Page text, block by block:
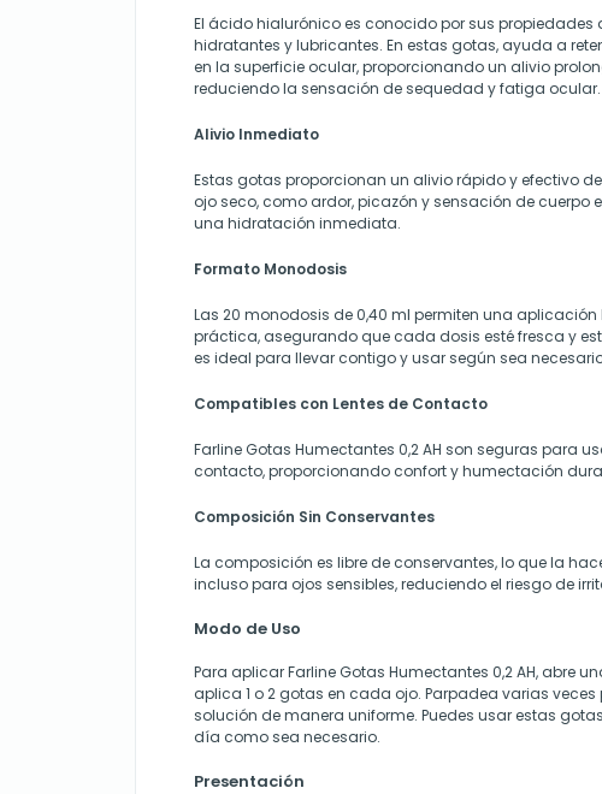
El ácido hialurónico es conocido por sus propiedades
hidratantes y lubricantes. En estas gotas, ayuda a
en la superficie ocular, proporcionando un alivio
reduciendo la sensación de sequedad y fatiga ocular.
Alivio Inmediato
Estas gotas proporcionan un alivio rápido y efectivo
ojo seco, como ardor, picazón y sensación de cuerpo
una hidratación inmediata.
Formato Monodosis
Las 20 monodosis de 0,40 ml permiten una
práctica, asegurando que cada dosis esté fresca y
es ideal para llevar contigo y usar según sea
Compatibles con Lentes de Contacto
Farline Gotas Humectantes 0,2 AH son seguras para
contacto, proporcionando confort y humectación
Composición Sin Conservantes
La composición es libre de conservantes, lo que la
incluso para ojos sensibles, reduciendo el riesgo de
Modo de Uso
Para aplicar Farline Gotas Humectantes 0,2 AH, abre
aplica 1 o 2 gotas en cada ojo. Parpadea varias
solución de manera uniforme. Puedes usar estas
día como sea necesario.
Presentación